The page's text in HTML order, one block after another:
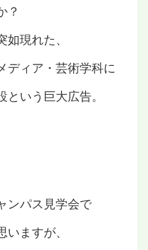
？
現れた、
ディア・芸術学科に
いう巨大広告。
ンパス見学会で
ますが、